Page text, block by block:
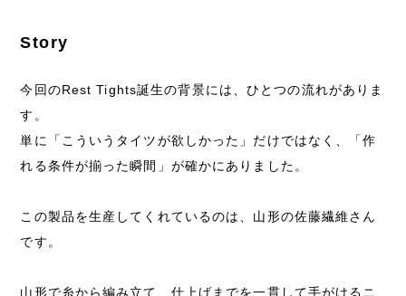
Story
今回のRest Tights誕生の背景には、ひとつの流れがありま
す。
単に「こういうタイツが欲しかった」だけではなく、「作
れる条件が揃った瞬間」が確かにありました。
この製品を生産してくれているのは、山形の佐藤繊維さん
です。
山形で糸から編み立て、仕上げまでを一貫して手がけるニ